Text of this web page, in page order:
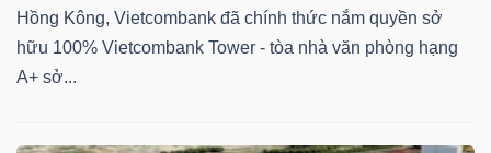
Hồng Kông, Vietcombank đã chính thức nắm quyền sở
hữu 100% Vietcombank Tower - tòa nhà văn phòng hạng
A+ sở...